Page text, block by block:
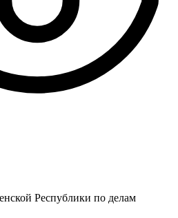
Республики по делам